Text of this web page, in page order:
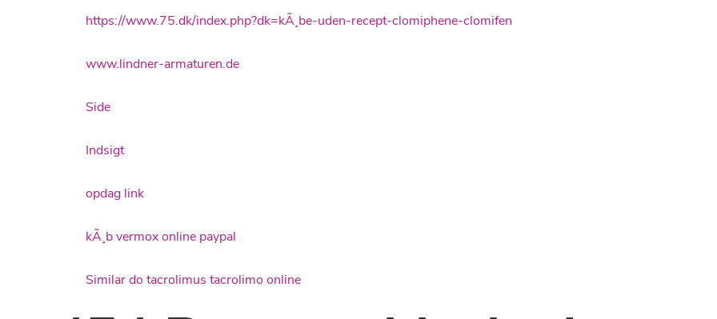
https://www.75.dk/index.php?dk=kÃ¸be-uden-recept-clomiphene-clomifen
www.lindner-armaturen.de
Side
Indsigt
opdag link
kÃ¸b vermox online paypal
Similar do tacrolimus tacrolimo online